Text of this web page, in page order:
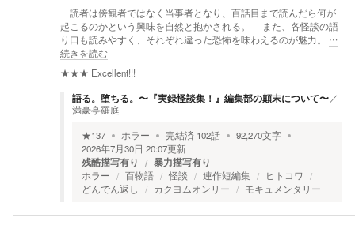
読者は傍観者ではなく当事者となり、百話目まで読んだら何が
起こるのかという興味を自然と抱かされる。 また、各怪談の語
り口も読みやすく、それぞれ違った恐怖を味わえるのが魅力。 …
続きを読む
★★★ Excellent!!!
語る。堕ちる。〜『実録怪談集！』編集部の顛末について〜／
満豪亭羅庭
★137 ホラー 完結済 102話 92,270文字
2026年7月30日 20:07更新
残酷描写有り 暴力描写有り
ホラー 百物語 怪談 連作短編集
ヒトコワ
どんでん返し
カクヨムオンリー モキュメンタリー